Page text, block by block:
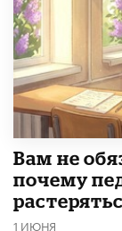
​Вам не
почему
1 ИЮНЯ